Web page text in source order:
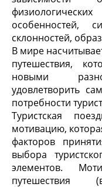
особенностей,
склонностей,
В мире
путешествия,
новыми
удовлетворить
потребности
Туристская
мотивацию,
факторов
выбора
элементов.
путешествия